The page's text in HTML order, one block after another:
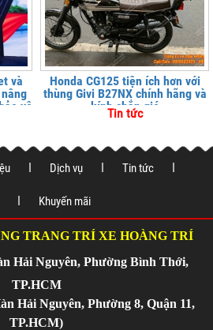
và
vệ
Honda CG125 tiện ích hơn với
thùng Givi B27NX chính hãng và
kính chắn gió
Tin tức
Dịch vụ Tin tức
Khuyến mãi
TRANG TRÍ XE HOÀNG TRÍ
Hải Nguyên, Phường Bình Thới,
TP.HCM
Hải Nguyên, Phường 8, Quận 11,
TP.HCM)